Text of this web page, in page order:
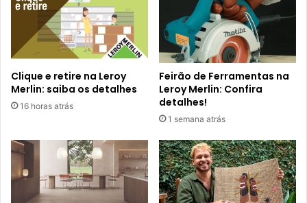
Clique e retire na Leroy
Merlin: saiba os detalhes
16 horas atrás
Feirão de Ferramentas na
Leroy Merlin: Confira
detalhes!
1 semana atrás